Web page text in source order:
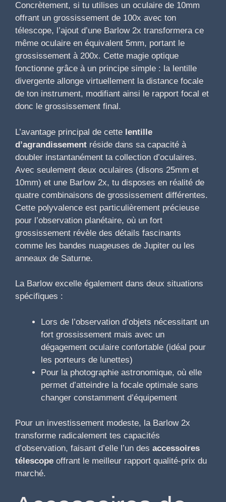
Concrètement, si tu utilises un oculaire de 10mm
offrant un grossissement de 100x avec ton
télescope, l’ajout d’une Barlow 2x transformera ce
même oculaire en équivalent 5mm, portant le
grossissement à 200x. Cette magie optique
fonctionne grâce à un principe simple : la lentille
divergente allonge virtuellement la distance focale
de ton instrument, modifiant ainsi le rapport focal et
donc le grossissement final.
L’avantage principal de cette lentille
d’agrandissement réside dans sa capacité à
doubler instantanément ta collection d’oculaires.
Avec seulement deux oculaires (disons 25mm et
10mm) et une Barlow 2x, tu disposes en réalité de
quatre combinaisons de grossissement différentes.
Cette polyvalence est particulièrement précieuse
pour l’observation planétaire, où un fort
grossissement révèle des détails fascinants
comme les bandes nuageuses de Jupiter ou les
anneaux de Saturne.
La Barlow excelle également dans deux situations
spécifiques :
Lors de l’observation d’objets nécessitant un
fort grossissement mais avec un
dégagement oculaire confortable (idéal pour
les porteurs de lunettes)
Pour la photographie astronomique, où elle
permet d’atteindre la focale optimale sans
changer constamment d’équipement
Pour un investissement modeste, la Barlow 2x
transforme radicalement tes capacités
d’observation, faisant d’elle l’un des accessoires
télescope offrant le meilleur rapport qualité-prix du
marché.